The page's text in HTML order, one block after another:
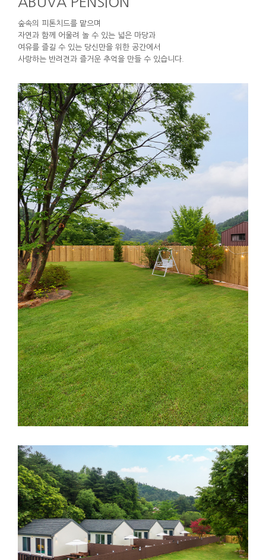
숲속의 피톤치드를 맡으며
자연과 함께 어울려 놀 수 있는 넓은 마당과
여유를 즐길 수 있는 당신만을 위한 공간에서
사랑하는 반려견과 즐거운 추억을 만들 수 있습니다.